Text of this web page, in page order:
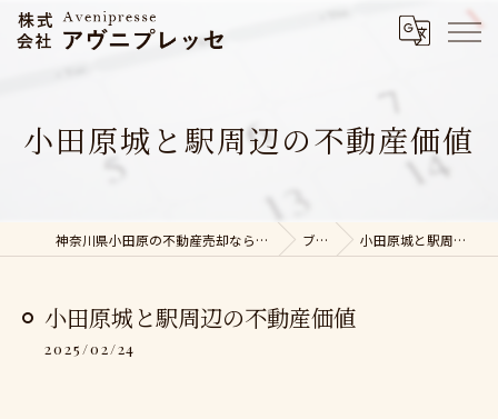
小田原城と駅周辺の不動産価値
神奈川県小田原の不動産売却なら株式会社アヴニプレッセ ブログ 小田原城と駅周辺の不動産価値
小田原城と駅周辺の不動産価値
2025/02/24